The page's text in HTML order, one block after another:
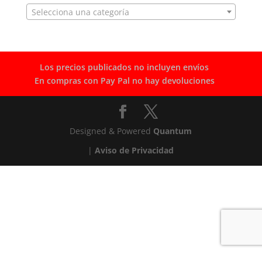
Selecciona una categoría
Los precios publicados no incluyen envíos
En compras con Pay Pal no hay devoluciones
Designed & Powered Quantum
|Aviso de Privacidad